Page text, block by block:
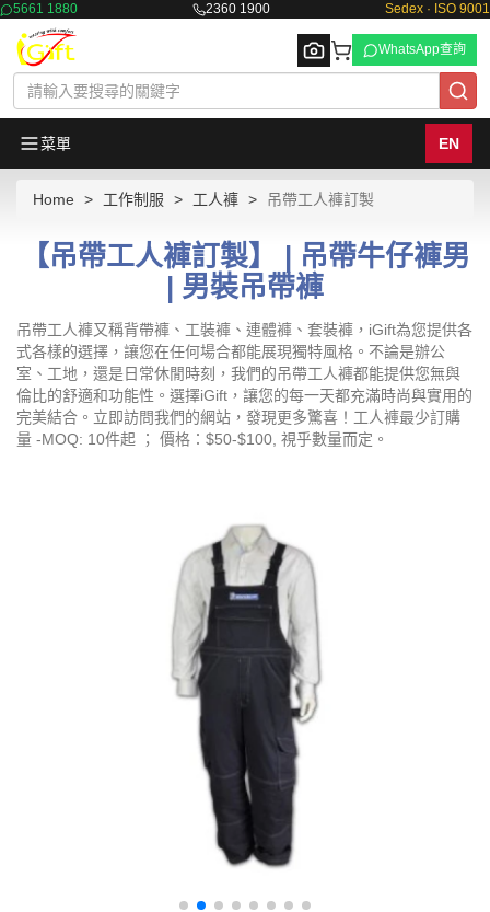
5661 1880 2360 1900 Sedex · ISO 9001
Browse
WhatsApp查詢
菜單 EN
Home 工作制服 工人褲 吊帶工人褲訂製
【吊帶工人褲訂製】 | 吊帶牛仔褲男
| 男裝吊帶褲
吊帶工人褲又稱背帶褲、工裝褲、連體褲、套裝褲，iGift為您提供各
式各樣的選擇，讓您在任何場合都能展現獨特風格。不論是辦公
室、工地，還是日常休閒時刻，我們的吊帶工人褲都能提供您無與
倫比的舒適和功能性。選擇iGift，讓您的每一天都充滿時尚與實用的
完美結合。立即訪問我們的網站，發現更多驚喜！工人褲最少訂購
量 -MOQ: 10件起 ； 價格：$50-$100, 視乎數量而定。